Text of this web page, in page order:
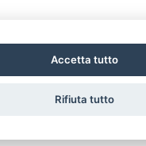
Accetta tutto
Rifiuta tutto